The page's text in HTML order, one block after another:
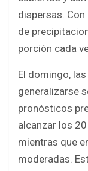
dispersas.
de
porción cada
El domingo,
generalizarse
pronósticos
alcanzar los
mientras que
moderadas.